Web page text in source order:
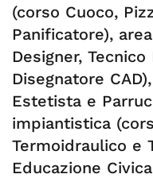
(corso Cuoco,
Panificatore),
Designer,
Disegnatore
Estetista e
impiantistica
Termoidraulico e
Educazione